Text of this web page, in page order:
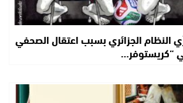
النظام الجزائري بسبب اعتقال الصحفي
“كريستوفر…